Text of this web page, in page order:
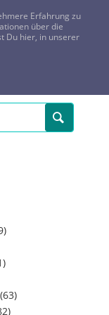
0800-8478266
(63)
Erfahrung zu
über die
Du hier, in unserer